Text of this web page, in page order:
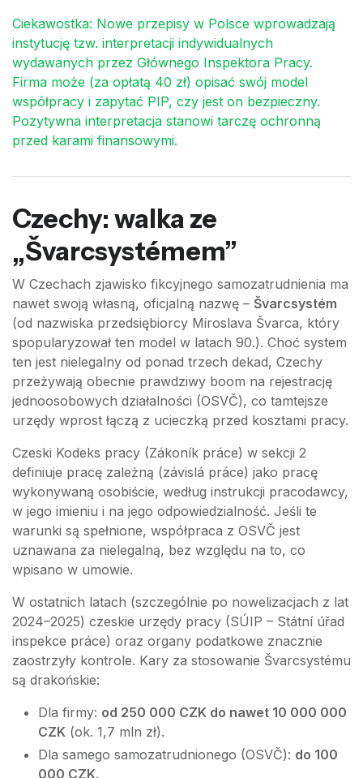
Ciekawostka: Nowe przepisy w Polsce wprowadzają
instytucję tzw. interpretacji indywidualnych
wydawanych przez Głównego Inspektora Pracy.
Firma może (za opłatą 40 zł) opisać swój model
współpracy i zapytać PIP, czy jest on bezpieczny.
Pozytywna interpretacja stanowi tarczę ochronną
przed karami finansowymi.
Czechy: walka ze
„Švarcsystémem”
W Czechach zjawisko fikcyjnego samozatrudnienia ma
nawet swoją własną, oficjalną nazwę – Švarcsystém
(od nazwiska przedsiębiorcy Miroslava Švarca, który
spopularyzował ten model w latach 90.). Choć system
ten jest nielegalny od ponad trzech dekad, Czechy
przeżywają obecnie prawdziwy boom na rejestrację
jednoosobowych działalności (OSVČ), co tamtejsze
urzędy wprost łączą z ucieczką przed kosztami pracy.
Czeski Kodeks pracy (Zákoník práce) w sekcji 2
definiuje pracę zależną (závislá práce) jako pracę
wykonywaną osobiście, według instrukcji pracodawcy,
w jego imieniu i na jego odpowiedzialność. Jeśli te
warunki są spełnione, współpraca z OSVČ jest
uznawana za nielegalną, bez względu na to, co
wpisano w umowie.
W ostatnich latach (szczególnie po nowelizacjach z lat
2024–2025) czeskie urzędy pracy (SÚIP – Státní úřad
inspekce práce) oraz organy podatkowe znacznie
zaostrzyły kontrole. Kary za stosowanie Švarcsystému
są drakońskie:
Dla firmy: od 250 000 CZK do nawet 10 000 000
CZK (ok. 1,7 mln zł).
Dla samego samozatrudnionego (OSVČ): do 100
000 CZK.